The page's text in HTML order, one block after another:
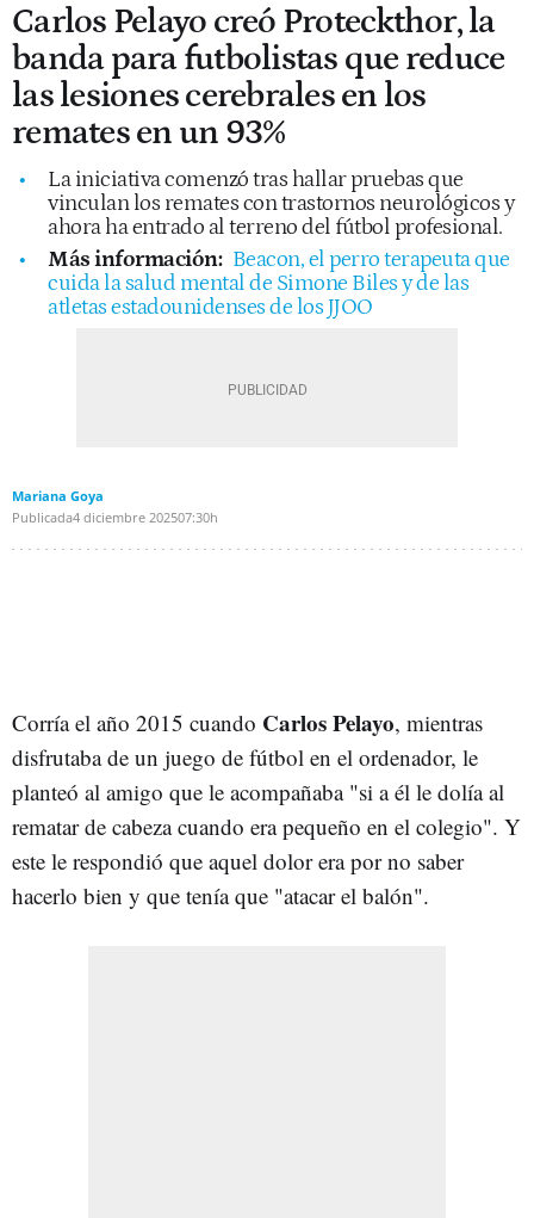
Carlos Pelayo creó Proteckthor, la
banda para futbolistas que reduce
las lesiones cerebrales en los
remates en un 93%
La iniciativa comenzó tras hallar pruebas que
vinculan los remates con trastornos neurológicos y
ahora ha entrado al terreno del fútbol profesional.
Más información: Beacon, el perro terapeuta que
cuida la salud mental de Simone Biles y de las
atletas estadounidenses de los JJOO
Mariana Goya
Publicada4 diciembre 202507:30h
Corría el año 2015 cuando Carlos Pelayo, mientras
disfrutaba de un juego de fútbol en el ordenador, le
planteó al amigo que le acompañaba "si a él le dolía al
rematar de cabeza cuando era pequeño en el colegio". Y
este le respondió que aquel dolor era por no saber
hacerlo bien y que tenía que "atacar el balón".